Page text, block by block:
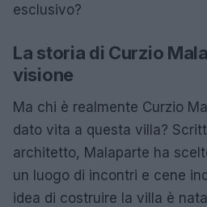
esclusivo?
La storia di Curzio
visione
Ma chi è realmente Curzio
dato vita a questa villa?
architetto, Malaparte ha
un luogo di incontri e cene
idea di costruire la villa è